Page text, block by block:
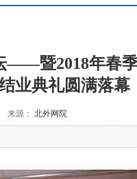
——暨2018年春
业典礼圆满落幕
来源： 北外网院